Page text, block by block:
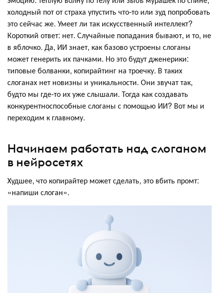
холодный пот от страха упустить что-то или зуд попробовать
это сейчас же. Умеет ли так искусственный интеллект?
Короткий ответ: нет. Случайные попадания бывают, и то, не
в яблочко. Да, ИИ знает, как базово устроены слоганы
может генерить их пачками. Но это будут дженерики:
типовые болванки, копирайтинг на троечку. В таких
слоганах нет новизны и уникальности. Они звучат так,
будто мы где-то их уже слышали. Тогда как создавать
конкурентноспособные слоганы с помощью ИИ? Вот мы и
переходим к главному.
Начинаем работать над слоганом
в нейросетях
Худшее, что копирайтер может сделать, это вбить промт:
«напиши слоган».